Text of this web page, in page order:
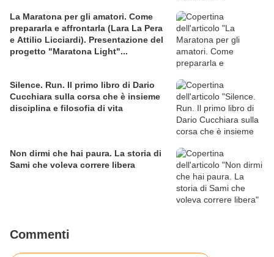
La Maratona per gli amatori. Come
prepararla e affrontarla (Lara La Pera
e Attilio Licciardi). Presentazione del
progetto "Maratona Light"...
Silence. Run. Il primo libro di Dario
Cucchiara sulla corsa che è insieme
disciplina e filosofia di vita
Non dirmi che hai paura. La storia di
Sami che voleva correre libera
Commenti